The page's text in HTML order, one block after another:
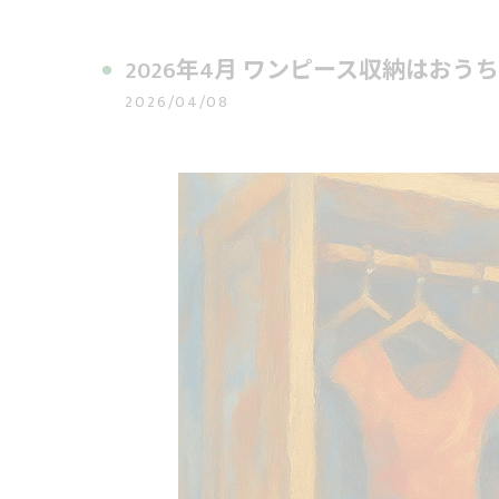
2026年4月 ワンピース収納はおう
2026/04/08